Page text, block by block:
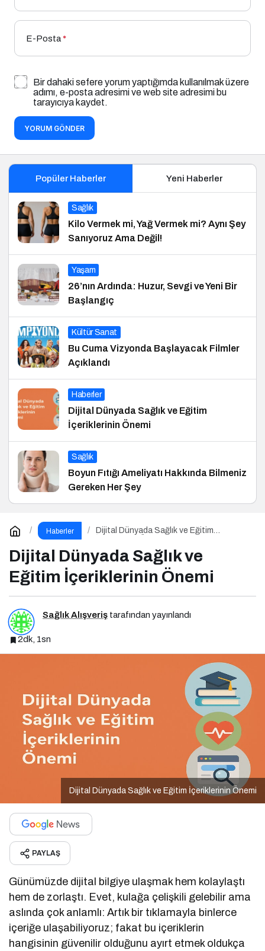
E-Posta*
Bir dahaki sefere yorum yaptığımda kullanılmak üzere
adımı, e-posta adresimi ve web site adresimi bu
tarayıcıya kaydet.
YORUM GÖNDER
Popüler Haberler Yeni Haberler
Sağlık
Kilo Vermek mi, Yağ Vermek mi? Aynı Şey
Sanıyoruz Ama Değil!
Yaşam
26’nın Ardında: Huzur, Sevgi ve Yeni Bir
Başlangıç
Kültür Sanat
Bu Cuma Vizyonda Başlayacak Filmler
Açıklandı
Haberler
Dijital Dünyada Sağlık ve Eğitim
İçeriklerinin Önemi
Sağlık
Boyun Fıtığı Ameliyatı Hakkında Bilmeniz
Gereken Her Şey
Haberler
Dijital Dünyada Sağlık ve Eğitim
Dijital Dünyada Sağlık ve
Eğitim İçeriklerinin Önemi
Sağlık Alışveriş tarafından yayınlandı
2dk, 1sn
Dijital Dünyada Sağlık ve Eğitim İçeriklerinin Önemi
PAYLAŞ
Günümüzde dijital bilgiye ulaşmak hem kolaylaştı
hem de zorlaştı. Evet, kulağa çelişkili gelebilir ama
aslında çok anlamlı: Artık bir tıklamayla binlerce
içeriğe ulaşabiliyoruz; fakat bu içeriklerin
hangisinin güvenilir olduğunu ayırt etmek oldukça